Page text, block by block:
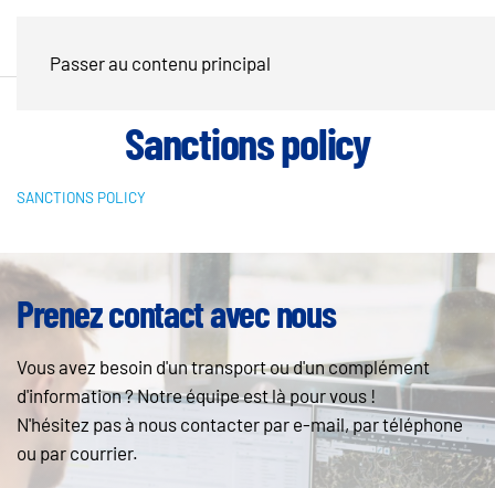
Passer au contenu principal
Sanctions policy
SANCTIONS POLICY
Prenez contact avec nous
Vous avez besoin d'un transport ou d'un complément
d'information ? Notre équipe est là pour vous !
N'hésitez pas à nous contacter par e-mail, par téléphone
ou par courrier.